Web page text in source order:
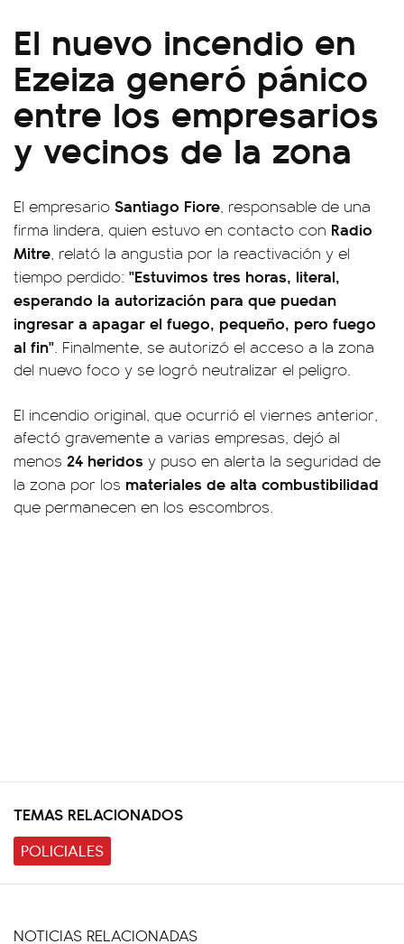
El nuevo incendio en
Ezeiza generó pánico
entre los empresarios
y vecinos de la zona
El empresario Santiago Fiore, responsable de una
firma lindera, quien estuvo en contacto con Radio
Mitre, relató la angustia por la reactivación y el
tiempo perdido: "Estuvimos tres horas, literal,
esperando la autorización para que puedan
ingresar a apagar el fuego, pequeño, pero fuego
al fin". Finalmente, se autorizó el acceso a la zona
del nuevo foco y se logró neutralizar el peligro.
El incendio original, que ocurrió el viernes anterior,
afectó gravemente a varias empresas, dejó al
menos 24 heridos y puso en alerta la seguridad de
la zona por los materiales de alta combustibilidad
que permanecen en los escombros.
TEMAS RELACIONADOS
POLICIALES
NOTICIAS RELACIONADAS